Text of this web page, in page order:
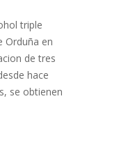
triple
Orduña en
de tres
hace
se obtienen